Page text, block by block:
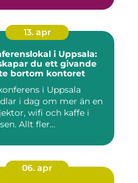
13. apr
i Uppsala:
du ett givande
bortom kontoret
i Uppsala
i dag om mer än en
wifi och kaffe i
Allt fler...
06. apr